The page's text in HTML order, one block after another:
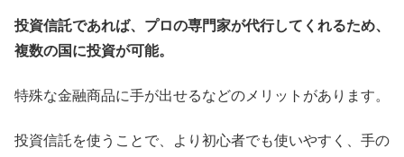
投資信託であれば、プロの専門家が代行してくれるため、
複数の国に投資が可能。
特殊な金融商品に手が出せるなどのメリットがあります。
投資信託を使うことで、より初心者でも使いやすく、手の